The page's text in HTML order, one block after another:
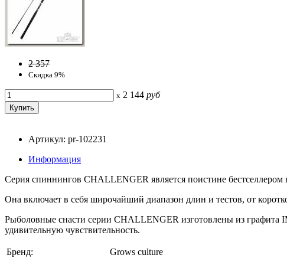
2 357
Скидка 9%
x 2 144 руб
Артикул: pr-102231
Информация
Серия спиннингов CHALLENGER является поистине
Она включает в себя широчайший диапазон длин и тестов, от
Рыболовные снасти серии CHALLENGER изготовлены из графита
удивительную чувствительность.
Бренд: Grows culture